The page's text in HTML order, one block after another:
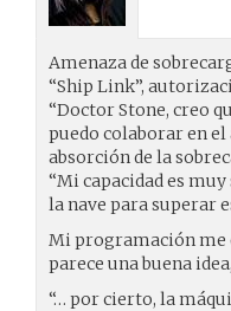
Amenaza de
“Ship Link”,
“Doctor Stone, creo
puedo colaborar en el
absorción de la
“Mi capacidad es
la nave para superar
Mi programación me
parece una buena
“… por cierto, la